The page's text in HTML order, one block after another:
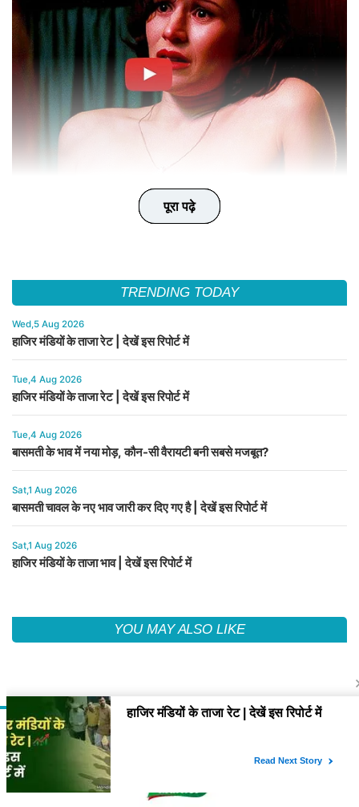
पूरा पढ़े
पूरा पढ़े
पूरा पढ़े
पूरा पढ़े
पूरा पढ़े
TRENDING TODAY
Wed,5 Aug 2026
हाजिर मंडियों के ताजा रेट | देखें इस रिपोर्ट में
Tue,4 Aug 2026
हाजिर मंडियों के ताजा रेट | देखें इस रिपोर्ट में
Tue,4 Aug 2026
बासमती के भाव में नया मोड़, कौन-सी वैरायटी बनी सबसे मजबूत?
Sat,1 Aug 2026
बासमती चावल के नए भाव जारी कर दिए गए है | देखें इस रिपोर्ट में
Sat,1 Aug 2026
हाजिर मंडियों के ताजा भाव | देखें इस रिपोर्ट में
YOU MAY ALSO LIKE